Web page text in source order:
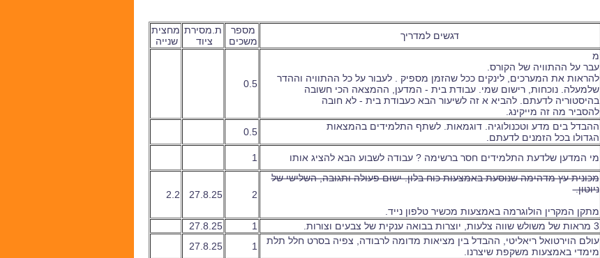
דגשים למדריך
מספר
משכים
ת.מסירת
ציוד
מחצית
שנייה
מ
עבר על ההתוויה של הקורס.
להראות את המערכים, לינקים ככל שהזמן מספיק . לעבור על כל ההתוויה וההדר
שלמעלה. נוכחות, רישום שמי. עבודת בית - המדען, ההמצאה הכי חשובה
בהיסטוריה לדעתם. להביא א זה לשיעור הבא כעבודת בית - לא חובה
להסביר מה זה מייקינג.
0.5
ההבדל בים מדע וטכנולוגיה. דוגמאות. לשתף התלמידים בהמצאות
הגדולו בכל הזמנים לדעתם.
0.5
מי המדען שלדעת התלמידים חסר ברשימה ? עבודה לשבוע הבא להציג אותו 1
מכונית עץ מדהימה שנוסעת באמצעות כוח בלון. ישום פעולה ותגובה, השלישי של
ניוטון.
מתקן המקרין הולוגרמה באמצעות מכשיר טלפון נייד.
2
27.8.25
2.2
3 מראות של משולש שווה צלעות, יוצרות בבואה ענקית של צבעים וצורות. 1
27.8.25
עולם הוירטואל ריאליטי, ההבדל בין מציאות מדומה לרבודה, צפיה בסרט חלל תלת
מימדי באמצעות משקפת שיצרנו.
1
27.8.25